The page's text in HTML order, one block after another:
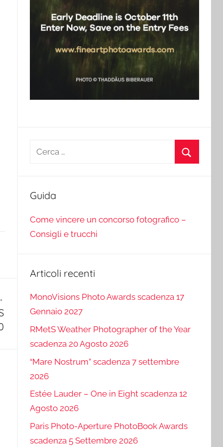
Ricerca
Guida
Come vincere un concorso fotografico –
Consigli e trucchi
Articoli recenti
MonoVisions Photo Awards scadenza 17
Gennaio 2027
RMetS Weather Photographer of the Year
scadenza 20 Agosto 2026
“Mare Nostrum” scadenza 7 settembre
2026
Estée Lauder – One in Eight scadenza 12
Agosto 2026
Paris Photo-Aperture PhotoBook Awards
scadenza 5 Settembre 2026